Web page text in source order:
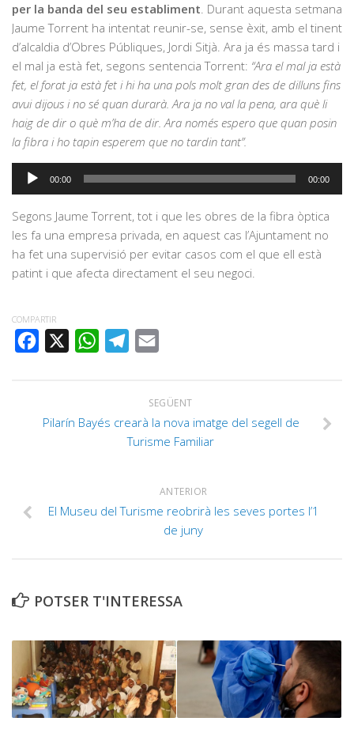
per la banda del seu establiment. Durant aquesta setmana
Jaume Torrent ha intentat reunir-se, sense èxit, amb el tinent
d’alcaldia d’Obres Públiques, Jordi Sitjà. Ara ja és massa tard i
el mal ja està fet, segons sentencia Torrent: “Ara el mal ja està
fet, el forat ja està fet i hi ha una pols molt gran des de dilluns fins
avui dijous i no sé quan durarà. Ara ja no val la pena, ara què li
haig de dir o què m’ha de dir. Ara només espero que quan posin
la fibra i ho tapin esperem que no tardin tant”.
Reproductor
d'àudio
00:00 00:00
Segons Jaume Torrent, tot i que les obres de la fibra òptica
les fa una empresa privada, en aquest cas l’Ajuntament no
ha fet una supervisió per evitar casos com el que ell està
patint i que afecta directament el seu negoci.
COMPARTIR
FACEBOOK
WHATSAPPTELEGRAM
SEGÜENT
Pilarín Bayés crearà la nova imatge del segell de
Turisme Familiar
ANTERIOR
El Museu del Turisme reobrirà les seves portes l’1
de juny
POTSER T'INTERESSA